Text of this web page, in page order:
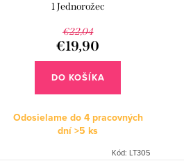
1 Jednorožec
€22,04
€19,90
DO KOŠÍKA
Odosielame do 4 pracovných
dní>5 ks
Kód: LT305